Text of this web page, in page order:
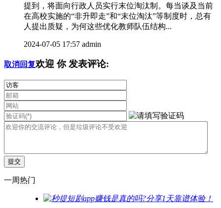
提到，将面向行政人员实行末位淘汰制。每当谈及当前
在高校实施的“非升即走”和“末位淘汰”等制度时，总有
人提出质疑，为何这些优化教师队伍结构...
2024-07-05 17:57 admin
取消回复欢迎 你发表评论:
一周热门